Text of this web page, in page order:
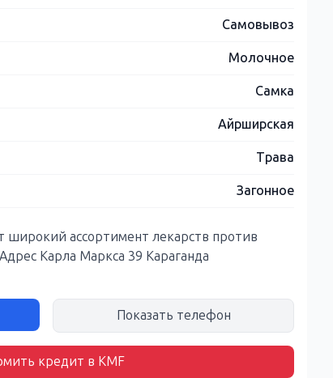
Самовывоз
Молочное
Самка
Айрширская
Трава
Загонное
широкий ассортимент лекарств против
Карла Маркса 39 Караганда
Показать телефон
кредит в KMF